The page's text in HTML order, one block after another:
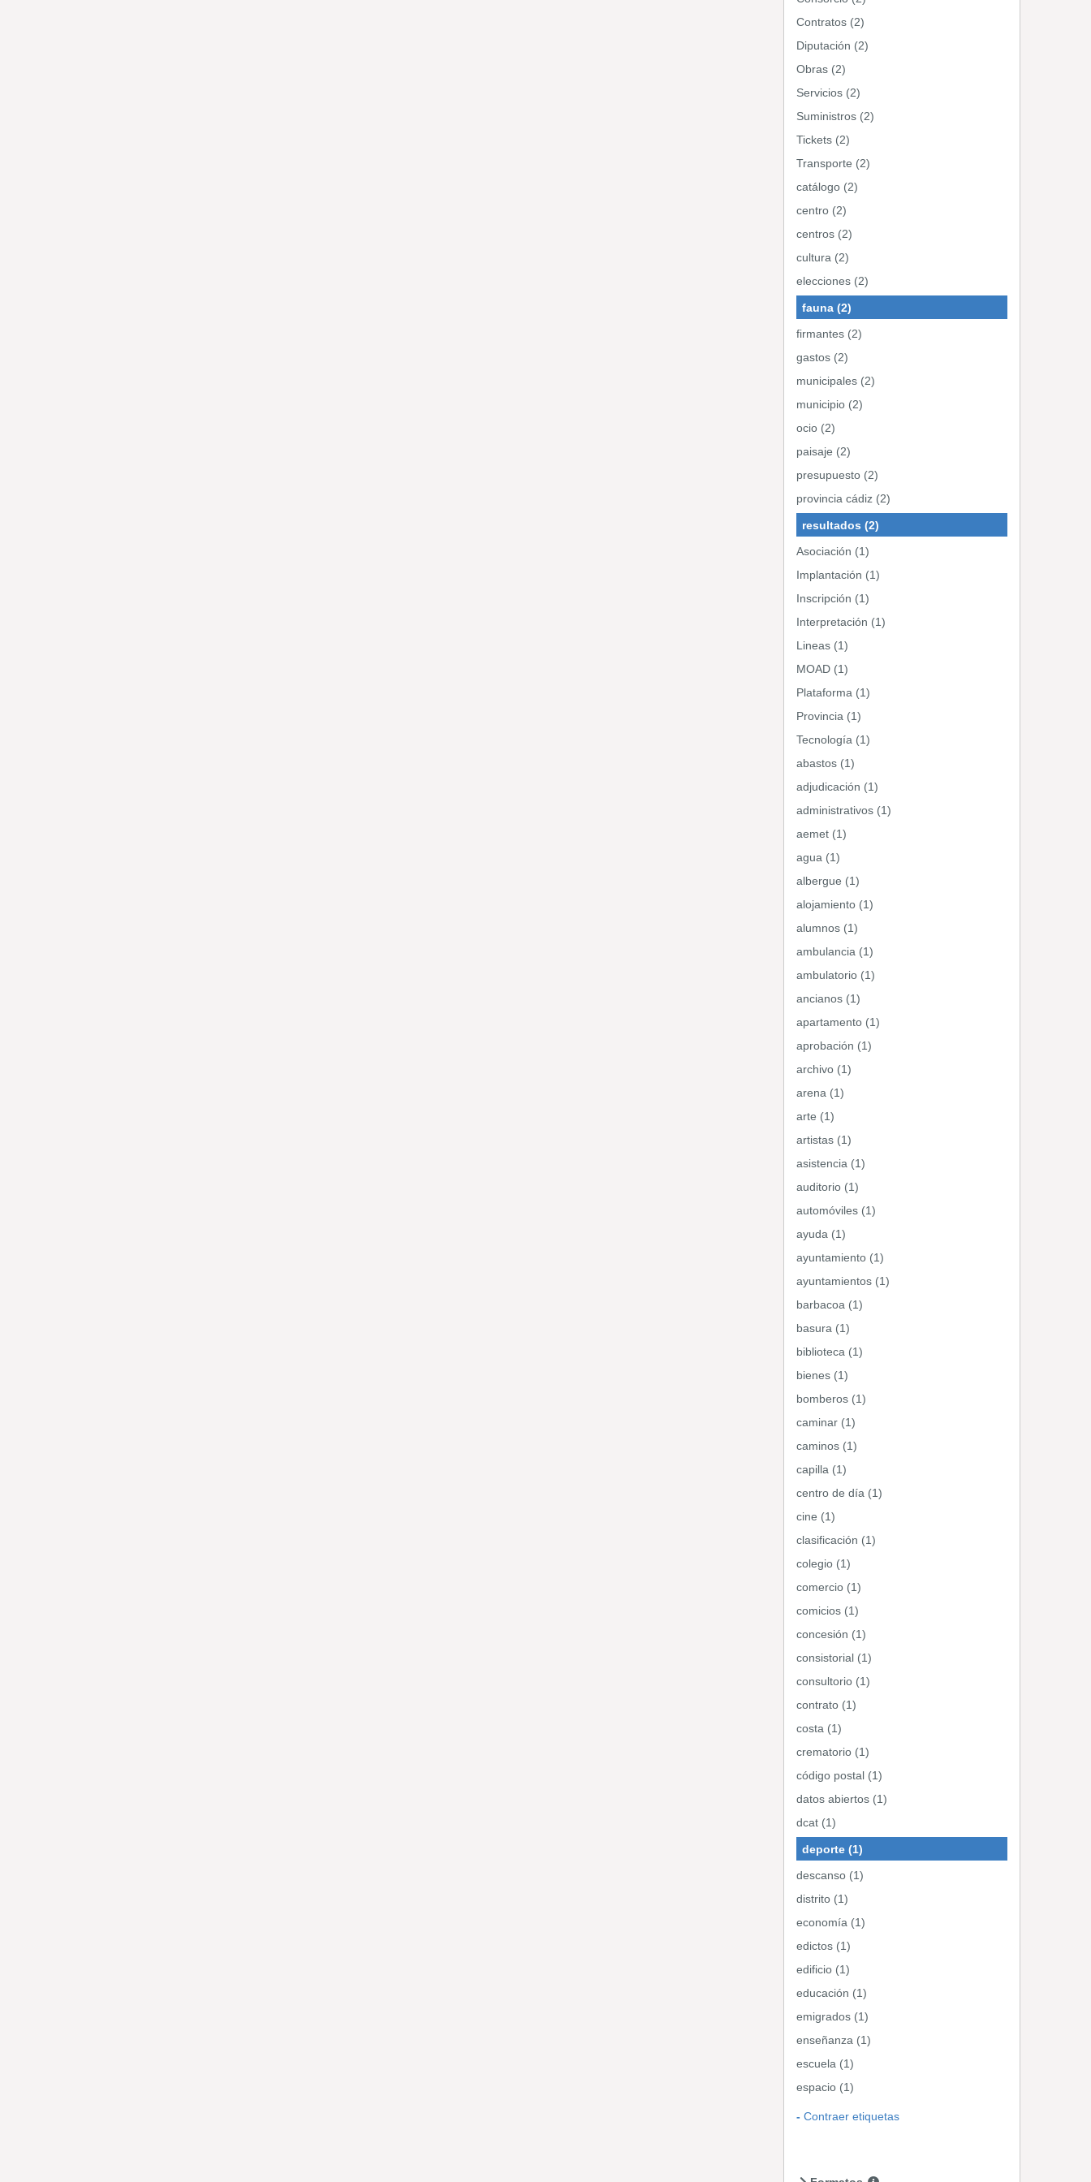
Contratos (2)
Diputación (2)
Obras (2)
Servicios (2)
Suministros (2)
Tickets (2)
Transporte (2)
catálogo (2)
centro (2)
centros (2)
cultura (2)
elecciones (2)
fauna (2)
firmantes (2)
gastos (2)
municipales (2)
municipio (2)
ocio (2)
paisaje (2)
presupuesto (2)
provincia cádiz (2)
resultados (2)
Asociación (1)
Implantación (1)
Inscripción (1)
Interpretación (1)
Lineas (1)
MOAD (1)
Plataforma (1)
Provincia (1)
Tecnología (1)
abastos (1)
adjudicación (1)
administrativos (1)
aemet (1)
agua (1)
albergue (1)
alojamiento (1)
alumnos (1)
ambulancia (1)
ambulatorio (1)
ancianos (1)
apartamento (1)
aprobación (1)
archivo (1)
arena (1)
arte (1)
artistas (1)
asistencia (1)
auditorio (1)
automóviles (1)
ayuda (1)
ayuntamiento (1)
ayuntamientos (1)
barbacoa (1)
basura (1)
biblioteca (1)
bienes (1)
bomberos (1)
caminar (1)
caminos (1)
capilla (1)
centro de día (1)
cine (1)
clasificación (1)
colegio (1)
comercio (1)
comicios (1)
concesión (1)
consistorial (1)
consultorio (1)
contrato (1)
costa (1)
crematorio (1)
código postal (1)
datos abiertos (1)
dcat (1)
deporte (1)
descanso (1)
distrito (1)
economía (1)
edictos (1)
edificio (1)
educación (1)
emigrados (1)
enseñanza (1)
escuela (1)
espacio (1)
Contraer etiquetas